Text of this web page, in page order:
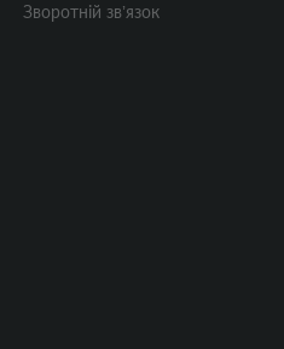
Зворотній звʼязок